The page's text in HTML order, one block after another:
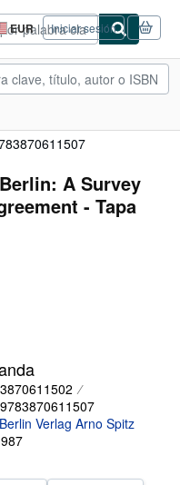
EUR
Preferencias
de
compra
del
Iniciar sesión
A Survey
- Tapa
Berlin Verlag Arno Spitz